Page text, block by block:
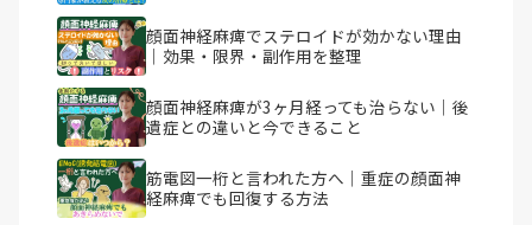
顔面神経麻痺でステロイドが効かない理由
｜効果・限界・副作用を整理
顔面神経麻痺が3ヶ月経っても治らない｜後
遺症との違いと今できること
筋電図一桁と言われた方へ｜重症の顔面神
経麻痺でも回復する方法